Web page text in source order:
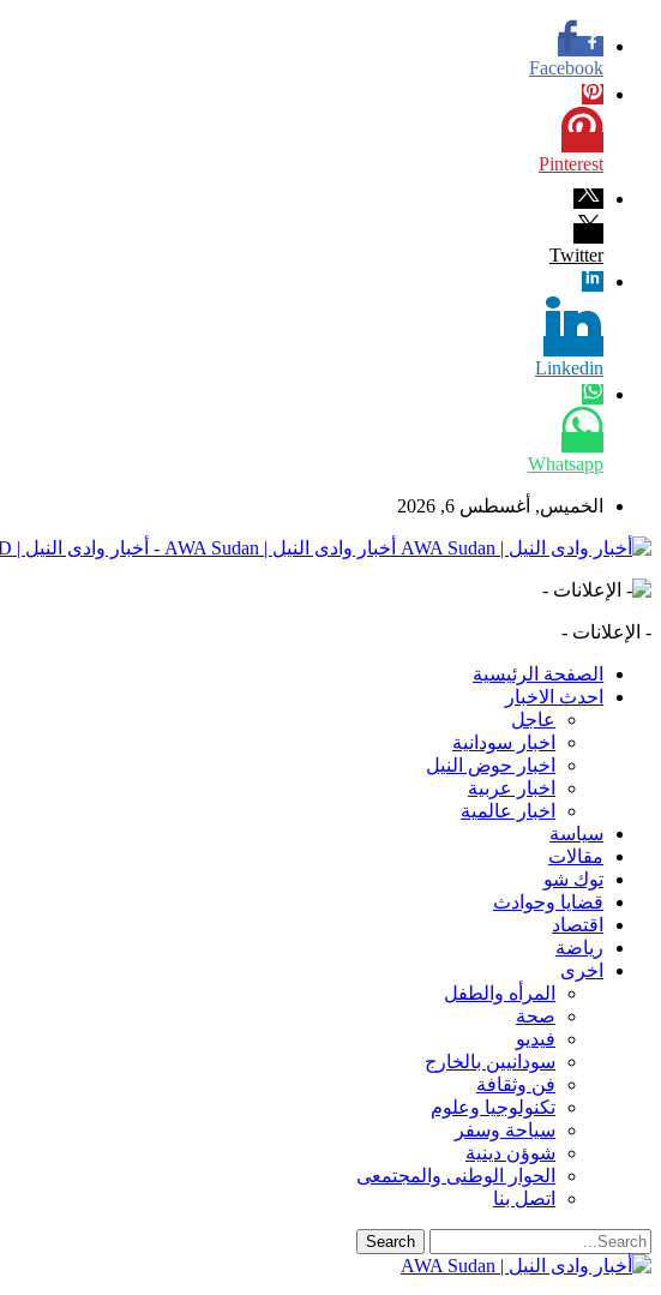
Facebook
Pinterest
Twitter
Linkedin
Whatsapp
الخميس, أغسطس 6, 2026
أخبار وادى النيل | AWA Sudan - أخبار وادى النيل | AWA Sudan | AWA SD
- الإعلانات -
الصفحة الرئيسية
احدث الاخبار
عاجل
اخبار سودانية
اخبار حوض النيل
اخبار عربية
اخبار عالمية
سياسة
مقالات
توك شو
قضايا وحوادث
اقتصاد
رياضة
اخرى
المرأه والطفل
صحة
فيديو
سودانيين بالخارج
فن وثقافة
تكنولوجيا وعلوم
سياحة وسفر
شوؤن دينية
الحوار الوطنى والمجتمعى
اتصل بنا